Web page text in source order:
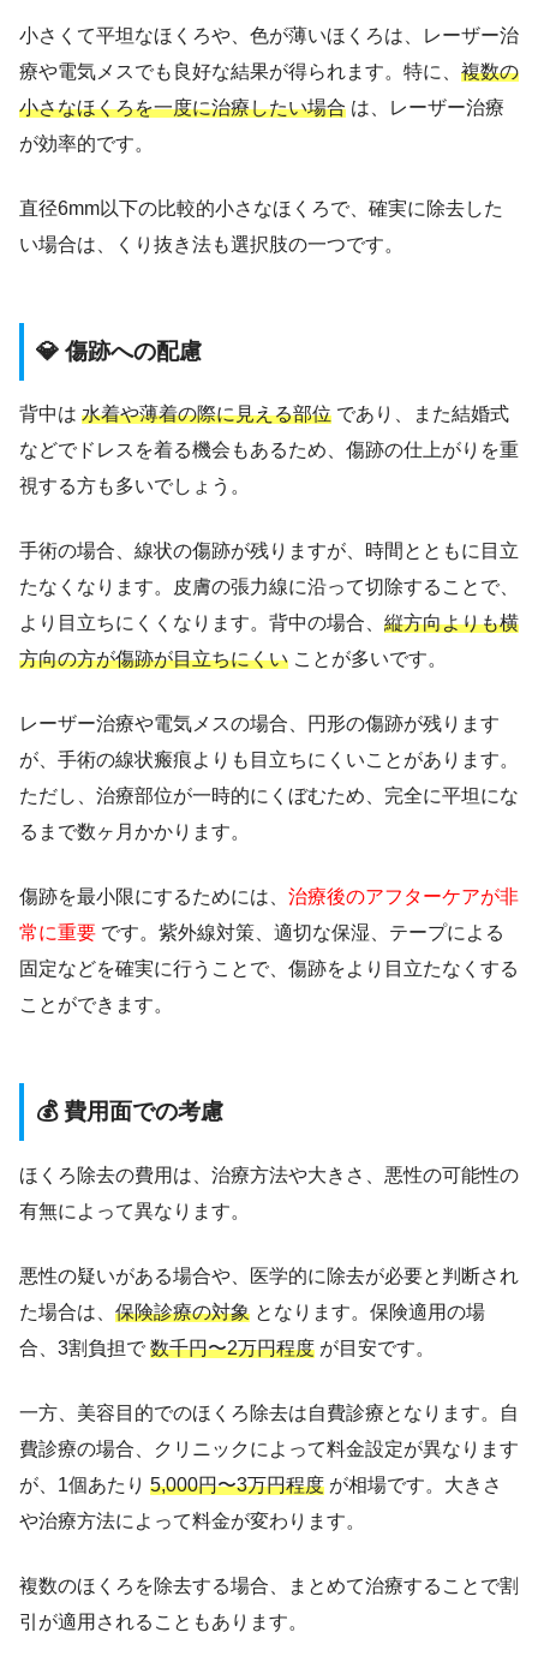
小さくて平坦なほくろや、色が薄いほくろは、レーザー治
療や電気メスでも良好な結果が得られます。特に、 複数の
小さなほくろを一度に治療したい場合 は、レーザー治療
が効率的です。
直径6mm以下の比較的小さなほくろで、確実に除去した
い場合は、くり抜き法も選択肢の一つです。
💎 傷跡への配慮
背中は 水着や薄着の際に見える部位 であり、また結婚式
などでドレスを着る機会もあるため、傷跡の仕上がりを重
視する方も多いでしょう。
手術の場合、線状の傷跡が残りますが、時間とともに目立
たなくなります。皮膚の張力線に沿って切除することで、
より目立ちにくくなります。背中の場合、 縦方向よりも横
方向の方が傷跡が目立ちにくい ことが多いです。
レーザー治療や電気メスの場合、円形の傷跡が残ります
が、手術の線状瘢痕よりも目立ちにくいことがあります。
ただし、治療部位が一時的にくぼむため、完全に平坦にな
るまで数ヶ月かかります。
傷跡を最小限にするためには、 治療後のアフターケアが非
常に重要 です。紫外線対策、適切な保湿、テープによる
固定などを確実に行うことで、傷跡をより目立たなくする
ことができます。
💰 費用面での考慮
ほくろ除去の費用は、治療方法や大きさ、悪性の可能性の
有無によって異なります。
悪性の疑いがある場合や、医学的に除去が必要と判断され
た場合は、 保険診療の対象 となります。保険適用の場
合、3割負担で 数千円〜2万円程度 が目安です。
一方、美容目的でのほくろ除去は自費診療となります。自
費診療の場合、クリニックによって料金設定が異なります
が、1個あたり 5,000円〜3万円程度 が相場です。大きさ
や治療方法によって料金が変わります。
複数のほくろを除去する場合、まとめて治療することで割
引が適用されることもあります。